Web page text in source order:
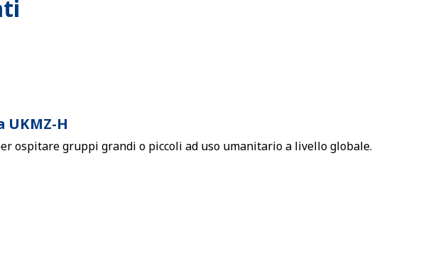
UKMZ-H
ospitare gruppi grandi o piccoli ad uso umanitario a livello globale.